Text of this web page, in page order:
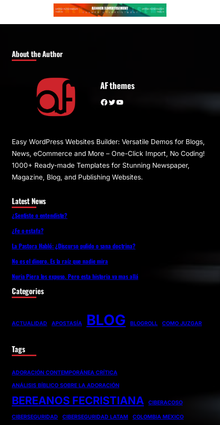
About the Author
AF themes
Facebook Twitter YouTube
Easy WordPress Websites Builder: Versatile Demos for Blogs,
News, eCommerce and More – One-Click Import, No Coding!
1000+ Ready-made Templates for Stunning Newspaper,
Magazine, Blog, and Publishing Websites.
Latest News
¿Sentiste o entendiste?
¿Fe o estafa?
La Pastora Habló: ¿Discurso pulido o sana doctrina?
No es el dinero. Es la raíz que nadie mira
Nuria Piera los expuso. Pero esta historia va mas allá
Categories
ACTUALIDAD APOSTASÍA BLOG BLOGROLL COMO JUZGAR
Tags
ADORACIÓN CONTEMPORÁNEA CRÍTICA
ANÁLISIS BÍBLICO SOBRE LA ADORACIÓN
BEREANOS FECRISTIANA CIBERACOSO
CIBERSEGURIDAD CIBERSEGURIDAD LATAM
COLOMBIA MEXICO